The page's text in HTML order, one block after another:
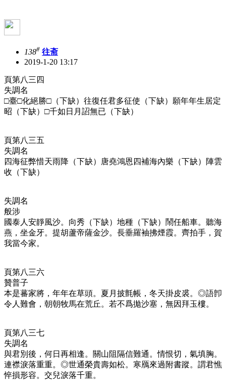
138# 往斋
2019-1-20 13:17
頁第八三四
失調名
□臺□化絕勝□（下缺）往復任君多征使（下缺）願年年生居定
昭（下缺）□千如日月詔無已（下缺）
頁第八三五
失調名
四海征弊惜天雨降（下缺）唐堯鴻恩四補海內樂（下缺）陣雲
收（下缺）
失調名
般涉
國泰人安靜風沙。向秀（下缺）地種（下缺）鬧任船車。聽海
燕，坐金牙。提胡蘆帝薩金沙。長垂羅袖拂煙霞。齊拍手，賀
我當今家。
頁第八三六
贊普子
本是蕃家將，年年在草頭。夏月披氈帳，冬天掛皮裘。◎語卽
令人難會，朝朝牧馬在荒丘。若不爲拋沙塞，無因拜玉樓。
頁第八三七
失調名
與君別後，何日再相逢。關山阻隔信難通。情恨切，氣填胸。
連襟淚落重重。◎世通榮貴壽如松。寒鴈來過附書蹤。謂君憔
悴損形容。交兒淚落千重。